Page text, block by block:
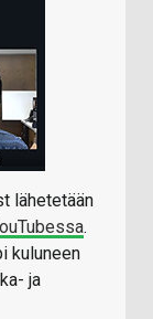
lähetetään
.
kuluneen
ja